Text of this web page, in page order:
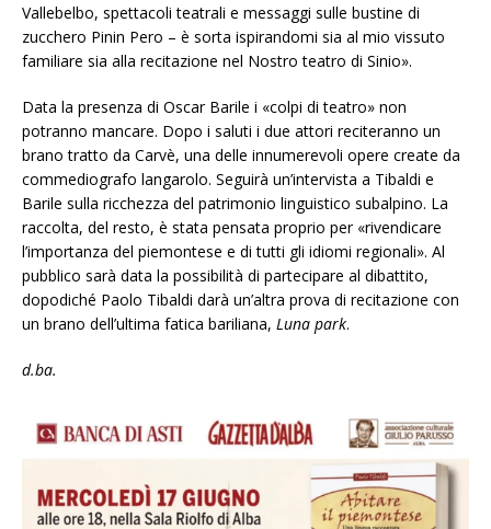
Vallebelbo, spettacoli teatrali e messaggi sulle bustine di
zucchero Pinin Pero – è sorta ispirandomi sia al mio vissuto
familiare sia alla recitazione nel Nostro teatro di Sinio».
Data la presenza di Oscar Barile i «colpi di teatro» non
potranno mancare. Dopo i saluti i due attori reciteranno un
brano tratto da Carvè, una delle innumerevoli opere create da
commediografo langarolo. Seguirà un’intervista a Tibaldi e
Barile sulla ricchezza del patrimonio linguistico subalpino. La
raccolta, del resto, è stata pensata proprio per «rivendicare
l’importanza del piemontese e di tutti gli idiomi regionali». Al
pubblico sarà data la possibilità di partecipare al dibattito,
dopodiché Paolo Tibaldi darà un’altra prova di recitazione con
un brano dell’ultima fatica bariliana, Luna park.
d.ba.